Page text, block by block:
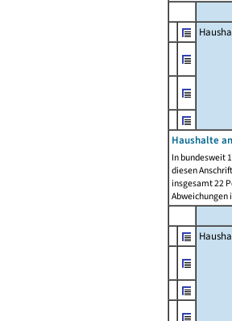
Haushalte
In bundesweit
diesen
insgesamt 22
Abweichungen